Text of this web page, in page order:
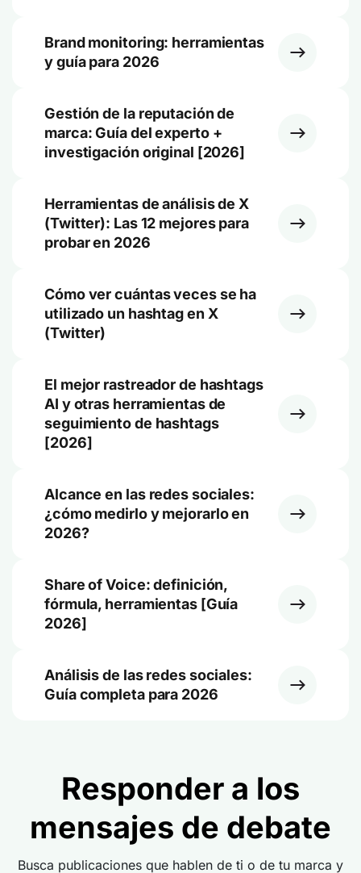
Brand monitoring: herramientas
y guía para 2026
Gestión de la reputación de
marca: Guía del experto +
investigación original [2026]
Herramientas de análisis de X
(Twitter): Las 12 mejores para
probar en 2026
Cómo ver cuántas veces se ha
utilizado un hashtag en X
(Twitter)
El mejor rastreador de hashtags
AI y otras herramientas de
seguimiento de hashtags
[2026]
Alcance en las redes sociales:
¿cómo medirlo y mejorarlo en
2026?
Share of Voice: definición,
fórmula, herramientas [Guía
2026]
Análisis de las redes sociales:
Guía completa para 2026
Responder a los
mensajes de debate
Busca publicaciones que hablen de ti o de tu marca y